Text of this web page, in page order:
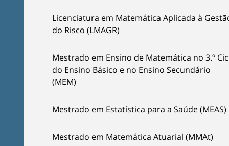
Licenciatura em Matemática Aplicada à
do Risco (LMAGR)
Mestrado em Ensino de Matemática no 3.º
do Ensino Básico e no Ensino Secundário
(MEM)
Mestrado em Estatística para a Saúde (MEAS)
Mestrado em Matemática Atuarial (MMAt)